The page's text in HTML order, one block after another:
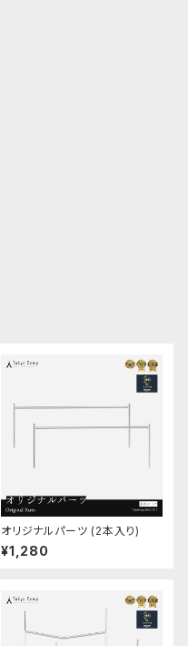
オリジナルパーツ (2本入り)
¥1,280